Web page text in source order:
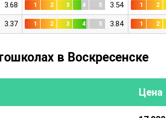
3.68 1 2 3 4 5 3.54 1 2
3.37 1 2 3 4 5 3.84 1 2
в Воскресенске
Цена